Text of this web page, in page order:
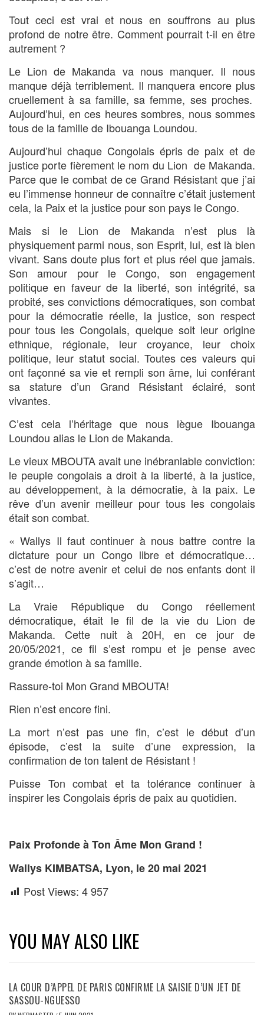
Tout ceci est vrai et nous en souffrons au plus
profond de notre être. Comment pourrait t-il en être
autrement ?
Le Lion de Makanda va nous manquer. Il nous
manque déjà terriblement. Il manquera encore plus
cruellement à sa famille, sa femme, ses proches.
Aujourd’hui, en ces heures sombres, nous sommes
tous de la famille de Ibouanga Loundou.
Aujourd’hui chaque Congolais épris de paix et de
justice porte fièrement le nom du Lion de Makanda.
Parce que le combat de ce Grand Résistant que j’ai
eu l’immense honneur de connaître c’était justement
cela, la Paix et la justice pour son pays le Congo.
Mais si le Lion de Makanda n’est plus là
physiquement parmi nous, son Esprit, lui, est là bien
vivant. Sans doute plus fort et plus réel que jamais.
Son amour pour le Congo, son engagement
politique en faveur de la liberté, son intégrité, sa
probité, ses convictions démocratiques, son combat
pour la démocratie réelle, la justice, son respect
pour tous les Congolais, quelque soit leur origine
ethnique, régionale, leur croyance, leur choix
politique, leur statut social. Toutes ces valeurs qui
ont façonné sa vie et rempli son âme, lui conférant
sa stature d’un Grand Résistant éclairé, sont
vivantes.
C’est cela l’héritage que nous lègue Ibouanga
Loundou alias le Lion de Makanda.
Le vieux MBOUTA avait une inébranlable conviction:
le peuple congolais a droit à la liberté, à la justice,
au développement, à la démocratie, à la paix. Le
rêve d’un avenir meilleur pour tous les congolais
était son combat.
« Wallys Il faut continuer à nous battre contre la
dictature pour un Congo libre et démocratique…
c’est de notre avenir et celui de nos enfants dont il
s’agit…
La Vraie République du Congo réellement
démocratique, était le fil de la vie du Lion de
Makanda. Cette nuit à 20H, en ce jour de
20/05/2021, ce fil s’est rompu et je pense avec
grande émotion à sa famille.
Rassure-toi Mon Grand MBOUTA!
Rien n’est encore fini.
La mort n’est pas une fin, c’est le début d’un
épisode, c’est la suite d’une expression, la
confirmation de ton talent de Résistant !
Puisse Ton combat et ta tolérance continuer à
inspirer les Congolais épris de paix au quotidien.
Paix Profonde à Ton Âme Mon Grand !
Wallys KIMBATSA, Lyon, le 20 mai 2021
Post Views: 4 957
YOU MAY ALSO LIKE
LA COUR D’APPEL DE PARIS CONFIRME LA SAISIE D’UN JET DE
SASSOU-NGUESSO